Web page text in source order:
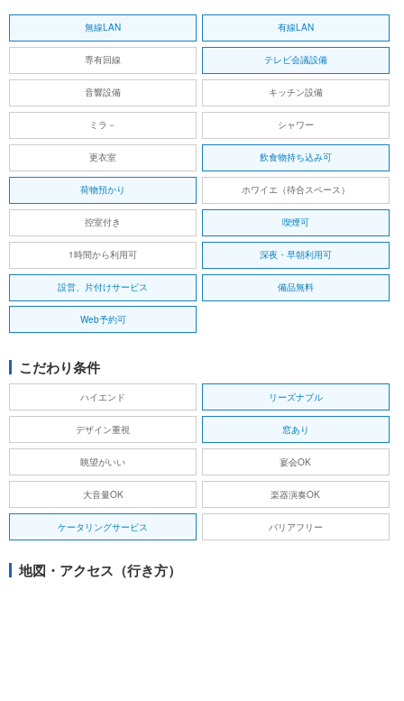
無線LAN 有線LAN
専有回線 テレビ会議設備
音響設備 キッチン設備
ミラ－ シャワー
更衣室 飲食物持ち込み可
荷物預かり ホワイエ（待合スペース）
控室付き 喫煙可
1時間から利用可 深夜・早朝利用可
設営、片付けサービス 備品無料
Web予約可
こだわり条件
ハイエンド リーズナブル
デザイン重視 窓あり
眺望がいい 宴会OK
大音量OK 楽器演奏OK
ケータリングサービス バリアフリー
地図・アクセス（行き方）